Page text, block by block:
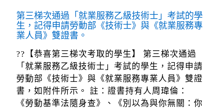
第三梯次通過「就業服務乙級技術士」考試的學
生，記得申請勞動部《技術士》與《就業服務專
業人員》雙證書。
??【恭喜第三梯次考取的學生】 第三梯次通過
「就業服務乙級技術士」考試的學生，記得申請
勞動部《技術士》與《就業服務專業人員》雙證
書，如附件所示。 註：證書持有人周瑋倫：
《勞動基準法隨身查》、《別以為與你無關：你